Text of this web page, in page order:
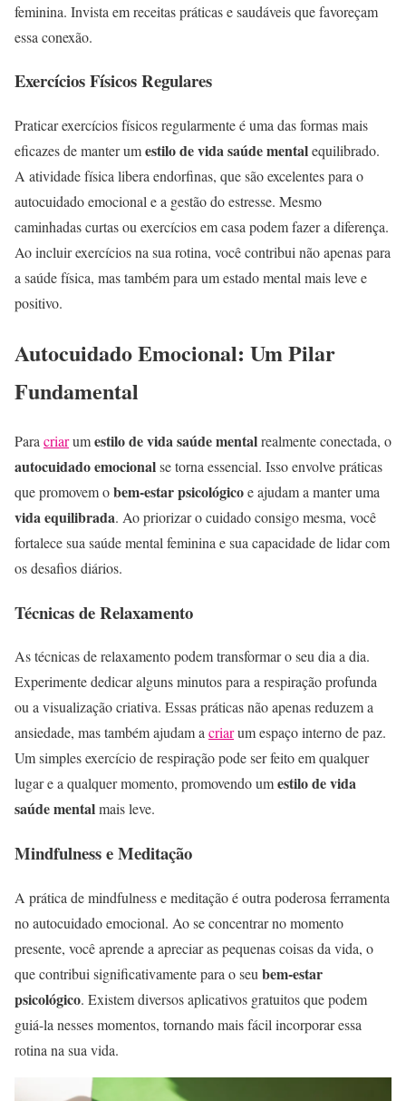
feminina. Invista em receitas práticas e saudáveis que favoreçam
essa conexão.
Exercícios Físicos Regulares
Praticar exercícios físicos regularmente é uma das formas mais
eficazes de manter umestilo de vida saúde mentalequilibrado.
A atividade física libera endorfinas, que são excelentes para o
autocuidado emocional e a gestão do estresse. Mesmo
caminhadas curtas ou exercícios em casa podem fazer a diferença.
Ao incluir exercícios na sua rotina, você contribui não apenas para
a saúde física, mas também para um estado mental mais leve e
positivo.
Autocuidado Emocional: Um Pilar
Fundamental
Para criarumestilo de vida saúde mentalrealmente conectada, o
autocuidado emocionalse torna essencial. Isso envolve práticas
que promovem obem-estar psicológicoe ajudam a manter uma
vida equilibrada. Ao priorizar o cuidado consigo mesma, você
fortalece sua saúde mental feminina e sua capacidade de lidar com
os desafios diários.
Técnicas de Relaxamento
As técnicas de relaxamento podem transformar o seu dia a dia.
Experimente dedicar alguns minutos para a respiração profunda
ou a visualização criativa. Essas práticas não apenas reduzem a
ansiedade, mas também ajudam acriarum espaço interno de paz.
Um simples exercício de respiração pode ser feito em qualquer
lugar e a qualquer momento, promovendo umestilo de vida
saúde mentalmais leve.
Mindfulness e Meditação
A prática de mindfulness e meditação é outra poderosa ferramenta
no autocuidado emocional. Ao se concentrar no momento
presente, você aprende a apreciar as pequenas coisas da vida, o
que contribui significativamente para o seu bem-estar
psicológico. Existem diversos aplicativos gratuitos que podem
guiá-la nesses momentos, tornando mais fácil incorporar essa
rotina na sua vida.